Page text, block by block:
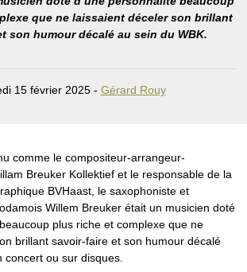
que ne laissaient déceler son brillant
son humour décalé au sein du WBK.
15 février 2025 - Gérard Rouy
comme le compositeur-arrangeur-
Breuker Kollektief et le responsable de la
BVHaast, le saxophoniste et
Willem Breuker était un musicien doté
plus riche et complexe que ne
brillant savoir-faire et son humour décalé
concert ou sur disques.